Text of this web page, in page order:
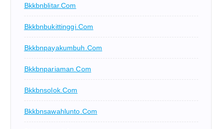
Bkkbnblitar.com
Bkkbnbukittinggi.com
Bkkbnpayakumbuh.com
Bkkbnpariaman.com
Bkkbnsolok.com
Bkkbnsawahlunto.com